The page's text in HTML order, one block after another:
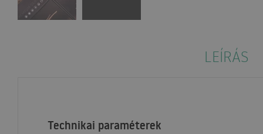
LEÍRÁS
Technikai paraméterek